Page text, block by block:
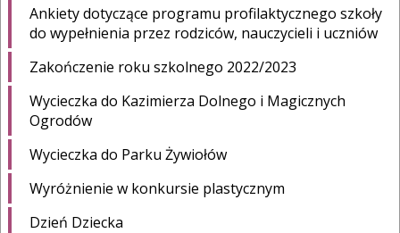
Ankiety dotyczące programu profilaktycznego szkoły
do wypełnienia przez rodziców, nauczycieli i uczniów
Zakończenie roku szkolnego 2022/2023
Wycieczka do Kazimierza Dolnego i Magicznych
Ogrodów
Wycieczka do Parku Żywiołów
Wyróżnienie w konkursie plastycznym
Dzień Dziecka